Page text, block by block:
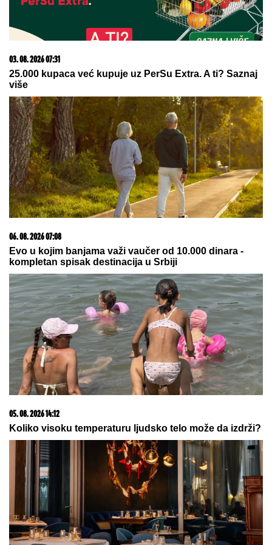
06. 08. 2026 09:39
Marija (3) se igrala u dvorištu i samo je nestala: Posle
42 godine otac je pronašao, zanemeo je kada je saznao
gde je bila
20. 07. 2026 08:04
REGISTRUJ SE UZ PROMO KOD CASINO Preuzmi
1500 BESPLATNIH SPINOVA
03. 08. 2026 07:31
25.000 kupaca već kupuje uz PerSu Extra. A ti? Saznaj
više